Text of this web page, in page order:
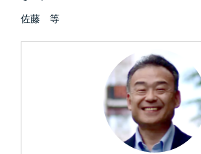
佐藤 等